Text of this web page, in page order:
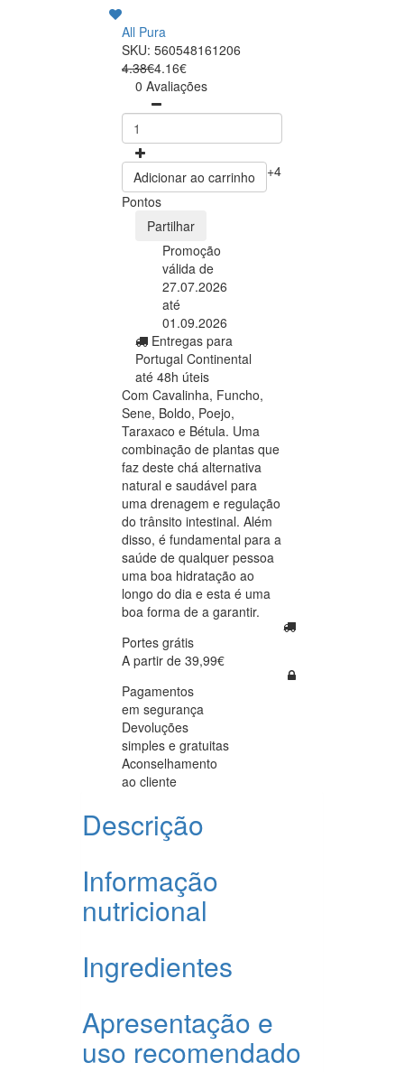
All Pura
SKU: 560548161206
4.38€4.16€
0 Avaliações
Adicionar ao carrinho
+4
Pontos
Partilhar
Promoção
válida de
27.07.2026
até
01.09.2026
Entregas para
Portugal Continental
até 48h úteis
Com Cavalinha, Funcho,
Sene, Boldo, Poejo,
Taraxaco e Bétula. Uma
combinação de plantas que
faz deste chá alternativa
natural e saudável para
uma drenagem e regulação
do trânsito intestinal. Além
disso, é fundamental para a
saúde de qualquer pessoa
uma boa hidratação ao
longo do dia e esta é uma
boa forma de a garantir.
Portes grátis
A partir de 39,99€
Pagamentos
em segurança
Devoluções
simples e gratuitas
Aconselhamento
ao cliente
Descrição
Informação
nutricional
Ingredientes
Apresentação e
uso recomendado